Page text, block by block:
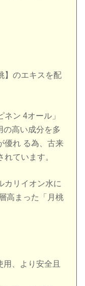
】のエキスを配
ン 4オール」
の高い成分を多
優れ る為、古来
ています。
カリイオン水に
高まった「月桃
、より安全且